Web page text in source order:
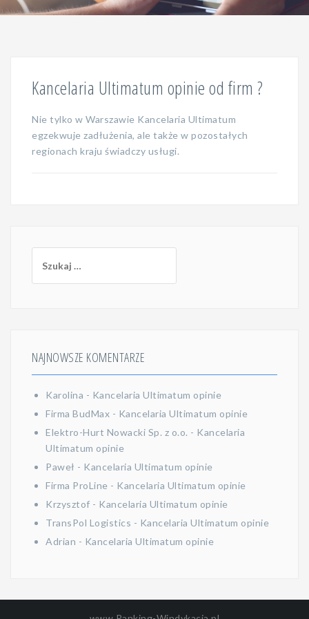
Kancelaria Ultimatum opinie od firm ?
Nie tylko w Warszawie Kancelaria Ultimatum
egzekwuje zadłużenia, ale także w pozostałych
regionach kraju świadczy usługi.
NAJNOWSZE KOMENTARZE
Karolina - Kancelaria Ultimatum opinie
Firma BudMax - Kancelaria Ultimatum opinie
Elektro-Hurt Nowacki Sp. z o.o. - Kancelaria
Ultimatum opinie
Paweł - Kancelaria Ultimatum opinie
Firma ProLine - Kancelaria Ultimatum opinie
Krzysztof - Kancelaria Ultimatum opinie
TransPol Logistics - Kancelaria Ultimatum opinie
Adrian - Kancelaria Ultimatum opinie